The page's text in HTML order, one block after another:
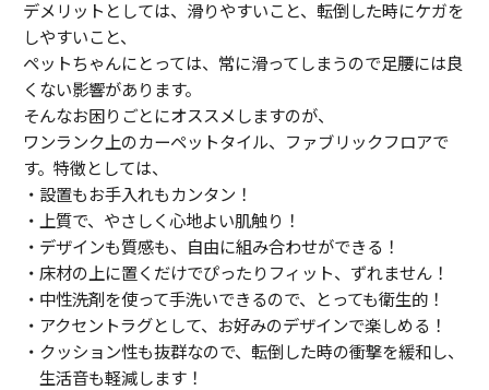
デメリットとしては、滑りやすいこと、転倒した時にケガを
しやすいこと、
ペットちゃんにとっては、常に滑ってしまうので足腰には良
くない影響があります。
そんなお困りごとにオススメしますのが、
ワンランク上のカーペットタイル、ファブリックフロアで
す。特徴としては、
・設置もお手入れもカンタン！
・上質で、やさしく心地よい肌触り！
・デザインも質感も、自由に組み合わせができる！
・床材の上に置くだけでぴったりフィット、ずれません！
・中性洗剤を使って手洗いできるので、とっても衛生的！
・アクセントラグとして、お好みのデザインで楽しめる！
・クッション性も抜群なので、転倒した時の衝撃を緩和し、
生活音も軽減します！